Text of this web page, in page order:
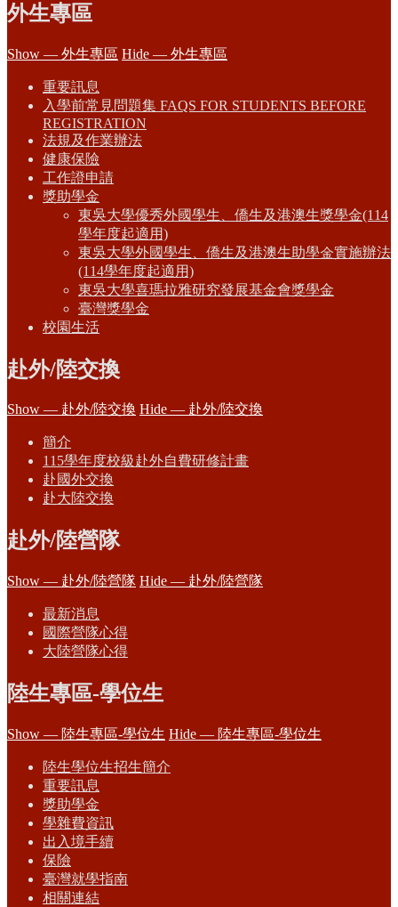
外生專區
Show — 外生專區 Hide — 外生專區
重要訊息
入學前常見問題集 FAQS FOR STUDENTS BEFORE
REGISTRATION
法規及作業辦法
健康保險
工作證申請
獎助學金
東吳大學優秀外國學生、僑生及港澳生獎學金(114
學年度起適用)
東吳大學外國學生、僑生及港澳生助學金實施辦法
(114學年度起適用)
東吳大學喜瑪拉雅研究發展基金會獎學金
臺灣獎學金
校園生活
赴外/陸交換
Show — 赴外/陸交換 Hide — 赴外/陸交換
簡介
115學年度校級赴外自費研修計畫
赴國外交換
赴大陸交換
赴外/陸營隊
Show — 赴外/陸營隊 Hide — 赴外/陸營隊
最新消息
國際營隊心得
大陸營隊心得
陸生專區-學位生
Show — 陸生專區-學位生 Hide — 陸生專區-學位生
陸生學位生招生簡介
重要訊息
獎助學金
學雜費資訊
出入境手續
保險
臺灣就學指南
相關連結